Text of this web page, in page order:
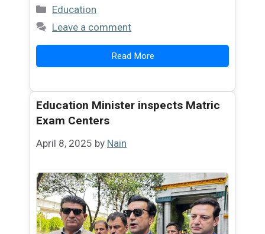
Categories
Education
Leave a comment
Read More
Education Minister inspects Matric
Exam Centers
April 8, 2025 by Nain